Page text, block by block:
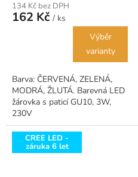
134 Kč bez DPH
162 Kč / ks
Výběr
varianty
Barva: ČERVENÁ, ZELENÁ,
MODRÁ, ŽLUTÁ. Barevná LED
žárovka s paticí GU10, 3W,
230V
CREE LED -
záruka 6 let